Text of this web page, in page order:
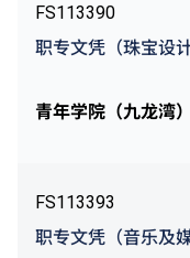
FS113390
职专文凭（珠宝设
青年学院（九龙湾）
FS113393
职专文凭（音乐及